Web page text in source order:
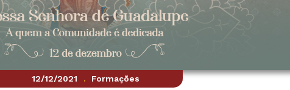
12/12/2021 . Formações